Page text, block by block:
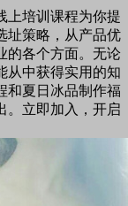
上培训课程为你提
址策略，从产品优
的各个方面。无论
从中获得实用的知
和夏日冰品制作福
。立即加入，开启